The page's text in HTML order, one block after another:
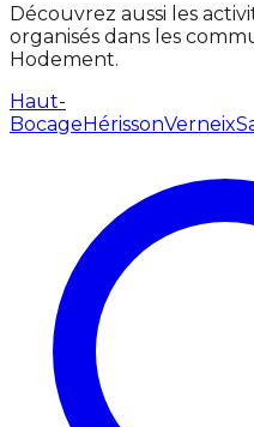
Découvrez aussi les
organisés dans les
Hodement.
Haut-
BocageHérissonVerneix